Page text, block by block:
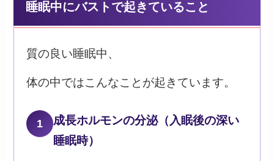
睡眠中にバストで起きていること
質の良い睡眠中、
体の中ではこんなことが起きています。
1
成長ホルモンの分泌（入眠後の深い
睡眠時）